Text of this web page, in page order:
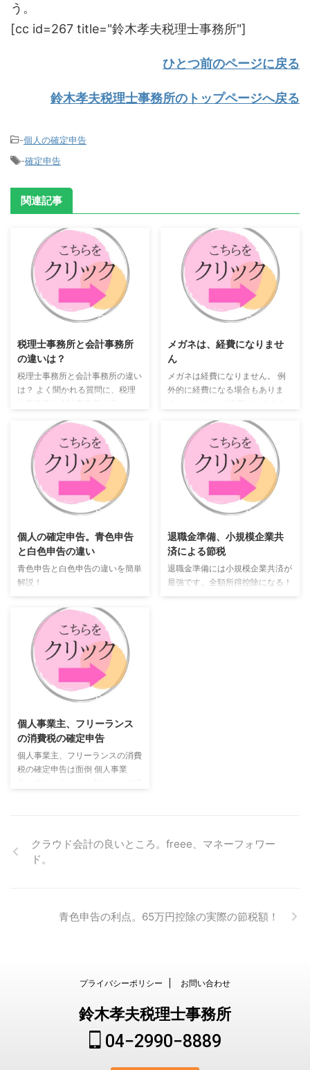
う。
[cc id=267 title="鈴木孝夫税理士事務所"]
ひとつ前のページに戻る
鈴木孝夫税理士事務所のトップページへ戻る
-個人の確定申告
-確定申告
関連記事
税理士事務所と会計事務所
の違いは？
税理士事務所と会計事務所の違い
は？ よく聞かれる質問に、税理
ります。 結論から言うと、違い
はありません。 どちらも税理士
が経営する事務所となります。
税金の相談や確定申告が必要な方
は、どちらに相談しても大丈夫で
す。 その他にも、公認会計士が
経営する税理士事務所と税理士が
んでしょうか。 と言う質問も多
くいただきます。 こちらも違い
はありません。 公認会計士が経
営する税理士事務所は、代表者が
公認会計士と税理士の両方の資格
メガネは、経費になりませ
ん
メガネは経費になりません。 例
外的に経費になる場合もありま
質問を受けることがあります。
メガネは経費になるのでしょう
か？ 経費になるケースもある
し、ならないケースもある。 結
論からいうと経費になるケースも
あるし、経費にならないケースも
あります。 経費になる場合 芸術
ネを購入したケース。 普段はメ
ガネを使用していないが、仕事の
みでメガネを使用するケース な
ど ただし、仕事に直結していな
い場合は経費になりませんので、
個人の確定申告。青色申告
と白色申告の違い
青色申告と白色申告の違いを簡単
解説！
退職金準備、小規模企業共
済による節税
退職金準備には小規模企業共済が
最強です。全額所得控除になる！
個人事業主、フリーランス
の消費税の確定申告
個人事業主、フリーランスの消費
税の確定申告は面倒 個人事業
合、納税義務があるのでしょう？
消費税の納税義務 消費税の納税
義務は売上（課税売上）が1,000
す。 ただし、1,000万円を超える
クラウド会計の良いところ。freee、マネーフォワー
ド。
青色申告の利点。65万円控除の実際の節税額！
プライバシーポリシー お問い合わせ
鈴木孝夫税理士事務所
04−2990−8889